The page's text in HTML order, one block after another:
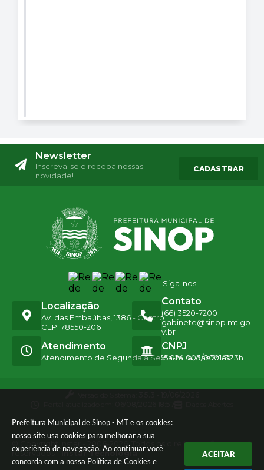
Prefeitura Municipal de Sinop - MT e os cookies:
nosso site usa cookies para melhorar a sua
experiência de navegação. Ao continuar você
concorda com a nossa Política de Cookies e
ACEITAR
Newsletter
Inscreva-se e receba nossas
novidade!
CADASTRAR
Siga-nos
Localização
Av. das Embaúbas, 1386 - Centro
CEP: 78550-206
Contato
(66) 3520-7200
gabinete@sinop.mt.go
v.br
Atendimento
Atendimento de Segunda a Sexta-feira, das 7h às 13h
CNPJ
15.024.003/0001-32
© Copyright Instar - 2006-2026. Todos os direitos
reservados - Instar Tecnologia